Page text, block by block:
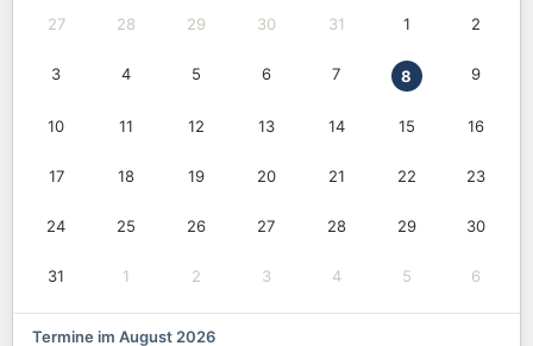
27 28 29 30 31 1 2
3 4 5 6 7 8 9
10 11 12 13 14 15 16
17 18 19 20 21 22 23
24 25 26 27 28 29 30
31 1 2 3 4 5 6
Termine im August 2026